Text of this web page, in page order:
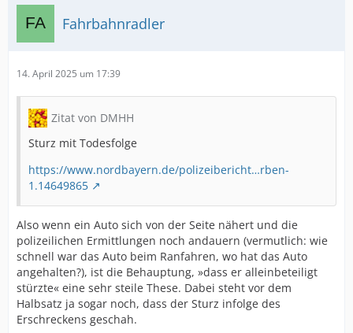
Fahrbahnradler
14. April 2025 um 17:39
Zitat von DMHH
Sturz mit Todesfolge
https://www.nordbayern.de/polizeibericht…rben-
1.14649865
Also wenn ein Auto sich von der Seite nähert und die
polizeilichen Ermittlungen noch andauern (vermutlich: wie
schnell war das Auto beim Ranfahren, wo hat das Auto
angehalten?), ist die Behauptung, »dass er alleinbeteiligt
stürzte« eine sehr steile These. Dabei steht vor dem
Halbsatz ja sogar noch, dass der Sturz infolge des
Erschreckens geschah.